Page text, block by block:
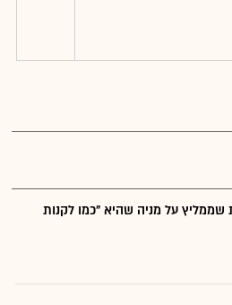
על מניה שהיא "כמו לקנות